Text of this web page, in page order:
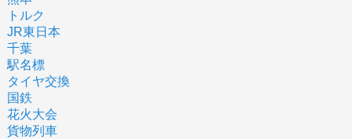
トルク
JR東日本
千葉
駅名標
タイヤ交換
国鉄
花火大会
貨物列車